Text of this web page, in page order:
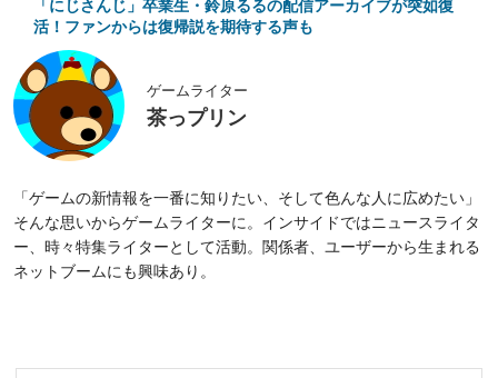
「にじさんじ」卒業生・鈴原るるの配信アーカイブが突如復
活！ファンからは復帰説を期待する声も
ゲームライター
茶っプリン
「ゲームの新情報を一番に知りたい、そして色んな人に広めたい」
そんな思いからゲームライターに。インサイドではニュースライタ
ー、時々特集ライターとして活動。関係者、ユーザーから生まれる
ネットブームにも興味あり。